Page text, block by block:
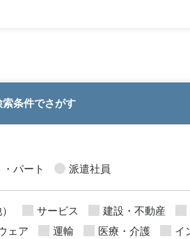
索条件でさがす
パート 派遣社員
サービス 建設・不動産
ェア 運輸 医療・介護 イ